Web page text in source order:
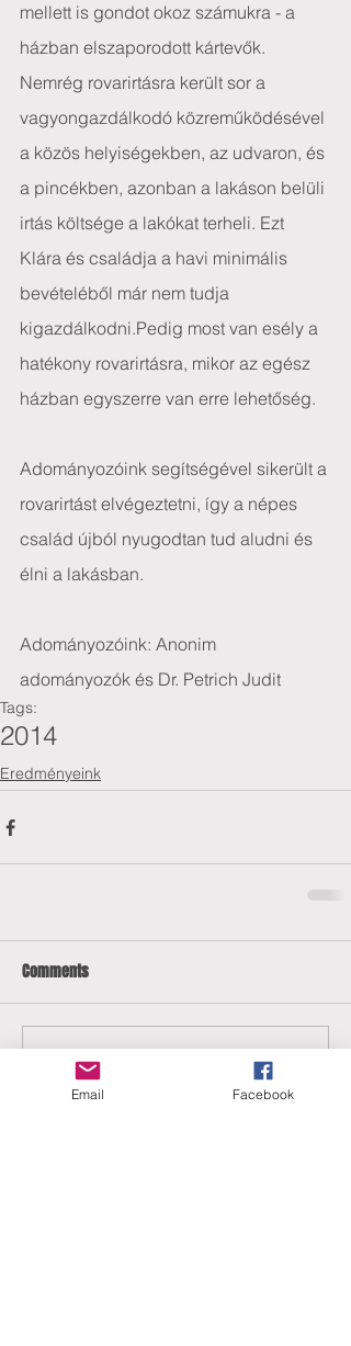
mellett is gondot okoz számukra - a
házban elszaporodott kártevők.
Nemrég rovarirtásra került sor a
vagyongazdálkodó közreműködésével
a közös helyiségekben, az udvaron, és
a pincékben, azonban a lakáson belüli
irtás költsége a lakókat terheli. Ezt
Klára és családja a havi minimális
bevételéből már nem tudja
kigazdálkodni.Pedig most van esély a
hatékony rovarirtásra, mikor az egész
házban egyszerre van erre lehetőség.
Adományozóink segítségével sikerült a
rovarirtást elvégeztetni, így a népes
család újból nyugodtan tud aludni és
élni a lakásban.
Adományozóink: Anonim
adományozók és Dr. Petrich Judit
Tags:
2014
Eredményeink
Comments
Write a comment...
Email Facebook